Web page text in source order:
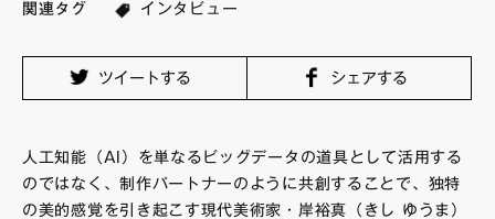
関連タグ インタビュー
ツイートする シェアする
人工知能（AI）を単なるビッグデータの道具として活用する
のではなく、制作パートナーのように共創することで、独特
の美的感覚を引き起こす現代美術家・岸裕真（きし ゆうま）